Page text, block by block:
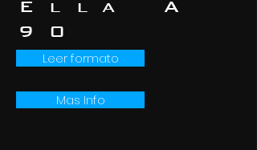
Ella A
9
0
Leer formato
Mas Info